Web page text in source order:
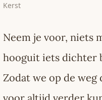
Kerst
Neem je voor, niets
hooguit iets dichter
Zodat we op de weg